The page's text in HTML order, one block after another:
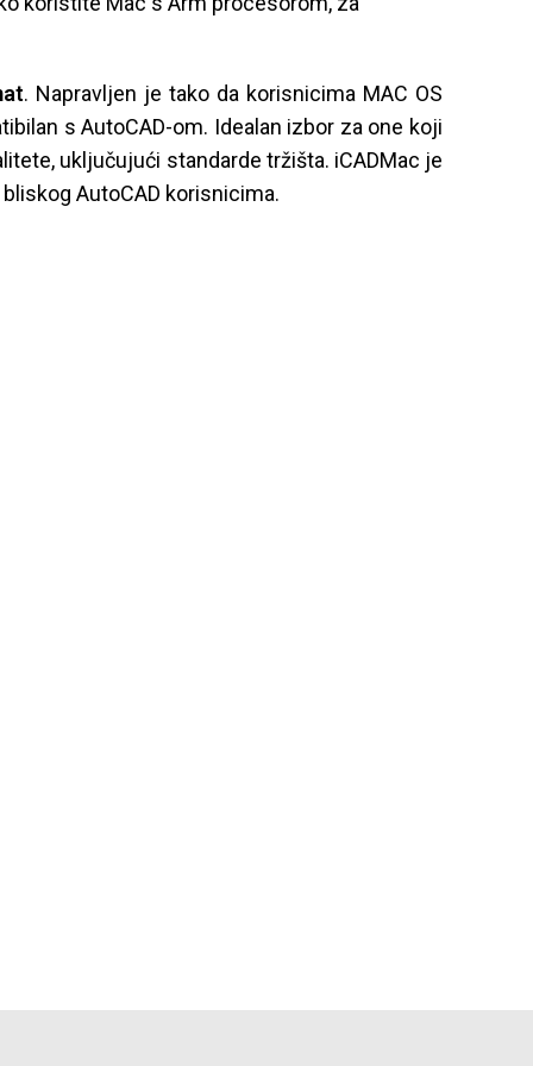
. Napravljen je tako da korisnicima MAC OS
s AutoCAD-om. Idealan izbor za one koji
uključujući standarde tržišta. iCADMac je
AutoCAD korisnicima.